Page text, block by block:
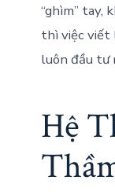
“ghìm” tay,
thì việc viết
luôn đầu tư
Hệ